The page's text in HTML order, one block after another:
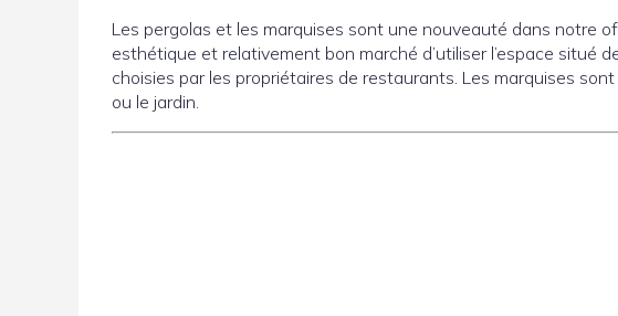
Les pergolas et les marquises sont une nouveauté dans notre
esthétique et relativement bon marché d’utiliser l’espace situé
choisies par les propriétaires de restaurants. Les marquises
ou le jardin.